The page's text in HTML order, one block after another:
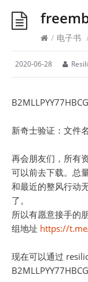
/ 电子书
2020-06-28
新奇士验证：文件
再会朋友们，所有
可以前去下载。总
和最近的整风行动
了。
所以有愿意接手的
组地址 https://
现在可以通过